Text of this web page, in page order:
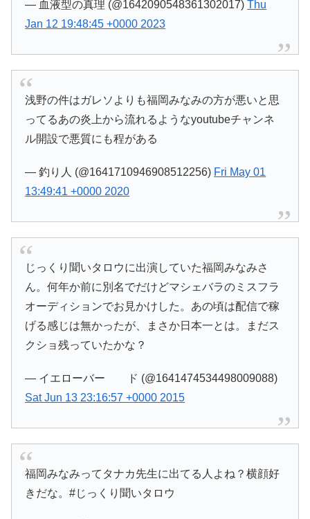
— 血液型の真理 (@1642090548361302017)Thu
Jan 12 19:48:45 +0000 2023
浅野の件はガレソよりも福岡みなみの方が悪いと思
ってるあの炎上から流れるようなyoutubeチャンネ
ル開設で悪質にも程がある
— 釣り人 (@1641710946908512256) Fri May 01
13:49:41 +0000 2020
じっくり聞いタロウに出演していた福岡みなみさ
ん。何年か前に別名でだけどマシェバラのミスフラ
オーディションでお見かけした。あの頃は配信で稼
げる感じは無かったが、まさか日本一とは。まだス
クショ残っていたかな？
— イエローバー ド (@1641474534498009088)
Sat Jun 13 23:16:57 +0000 2015
福岡みなみってタナカ先生に出てる人よね？横顔好
きだな。#じっくり聞いタロウ